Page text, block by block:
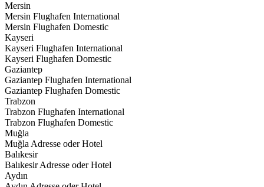
Mersin
Mersin Flughafen International
Mersin Flughafen Domestic
Kayseri
Kayseri Flughafen International
Kayseri Flughafen Domestic
Gaziantep
Gaziantep Flughafen International
Gaziantep Flughafen Domestic
Trabzon
Trabzon Flughafen International
Trabzon Flughafen Domestic
Muğla
Muğla Adresse oder Hotel
Balıkesir
Balıkesir Adresse oder Hotel
Aydın